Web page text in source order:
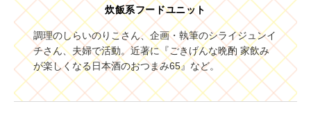
炊飯系フードユニット
調理のしらいのりこさん、企画・執筆のシライジュンイ
チさん、夫婦で活動。近著に『ごきげんな晩酌 家飲み
が楽しくなる日本酒のおつまみ65』など。